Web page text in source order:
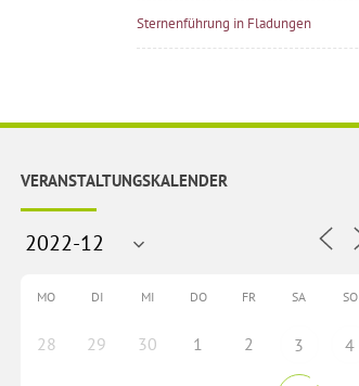
Sternenführung in Fladungen
VERANSTALTUNGSKALENDER
MO DI MI DO FR SA SO
28 29 30 1 2 3 4